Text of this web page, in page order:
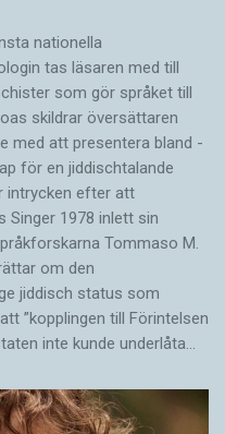
nationella
tas läsaren med till
som gör språket till
skildrar översättaren
med att presentera bland
för en jiddisch­talande
intrycken efter att
Singer 1978 inlett sin
Tommaso M.
om den
jiddisch status som
”kopplingen till Förintelsen
inte kunde underlåta…